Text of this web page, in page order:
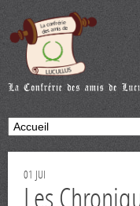
01 JUI
Les